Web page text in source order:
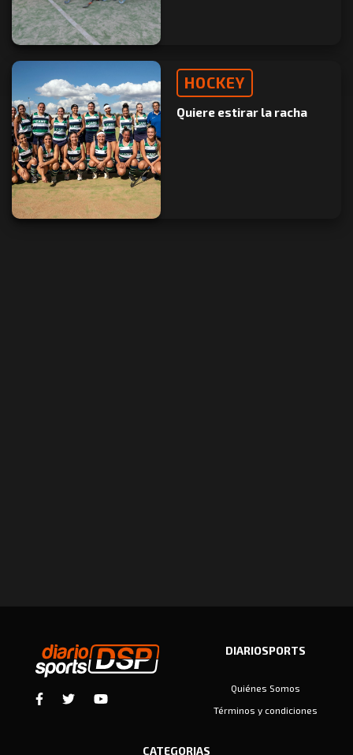
HOCKEY
Quiere estirar la racha
DIARIOSPORTS
Quiénes Somos
Términos y condiciones
CATEGORIAS